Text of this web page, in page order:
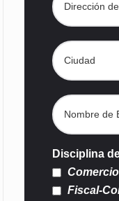
Disciplina
Fiscal-